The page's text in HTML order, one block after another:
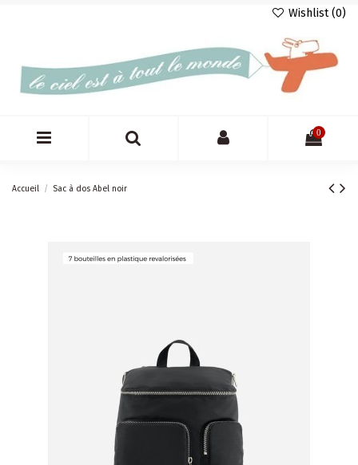
Wishlist (0)
0
Accueil Sac à dos Abel noir